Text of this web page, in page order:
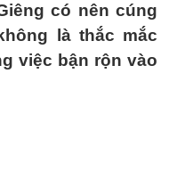
có nên cúng
là thắc mắc
việc bận rộn vào